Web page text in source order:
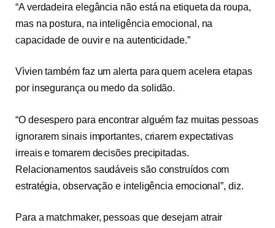
“A verdadeira elegância não está na etiqueta da roupa,
mas na postura, na inteligência emocional, na
capacidade de ouvir e na autenticidade.”
Vìvien também faz um alerta para quem acelera etapas
por insegurança ou medo da solidão.
“O desespero para encontrar alguém faz muitas pessoas
ignorarem sinais importantes, criarem expectativas
irreais e tomarem decisões precipitadas.
Relacionamentos saudáveis são construídos com
estratégia, observação e inteligência emocional”, diz.
Para a matchmaker, pessoas que desejam atrair